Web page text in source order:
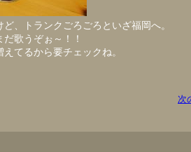
、トランクごろごろといざ福岡へ。
歌うぞぉ～！！
てるから要チェックね。
次